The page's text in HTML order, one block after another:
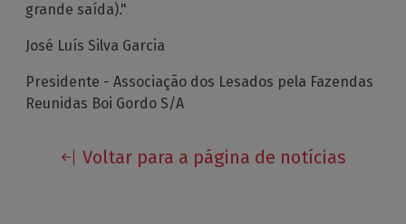
grande saída)."
José Luís Silva Garcia
Presidente - Associação dos Lesados pela Fazendas
Reunidas Boi Gordo S/A
Voltar para a página de notícias